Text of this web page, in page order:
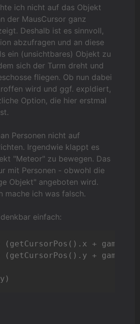
ich nicht auf das Objekt
der MausCursor ganz
Deshalb ist es sinnvoll,
abzufragen und an diese
ein (unsichtbares) Objekt zu
sich der Turm dreht und
fliegen. Ob nun dabei
wird und ggf. expldiert,
Option, die hier erstmal
Personen nicht auf
Irgendwie klappt es
"Meteor" zu bewegen. Das
mit Personen - obwohl die
Objekt" angeboten wird.
mache ich was falsch.
einfach:
(getCursorPos().y +